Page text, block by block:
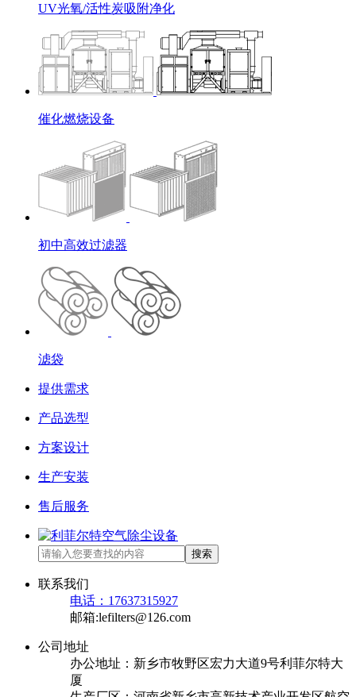
UV光氧/活性炭吸附净化
催化燃烧设备
初中高效过滤器
滤袋
提供需求
产品选型
方案设计
生产安装
售后服务
搜索
联系我们
电话：17637315927
邮箱:lefilters@126.com
公司地址
办公地址：新乡市牧野区宏力大道9号利菲尔特大
厦